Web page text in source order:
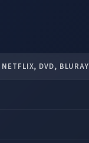
DVD, BLURAY